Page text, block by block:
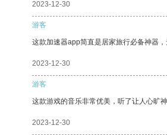
2023-12-30
游客
这款加速器app简直是居家旅行必备神器
2023-12-30
游客
这款游戏的音乐非常优美，听了让人心旷神
2023-12-30